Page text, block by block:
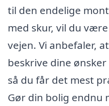
til den endelige
med skur, vil du
vejen. Vi anbefaler,
beskrive dine
så du får det mest
Gør din bolig endnu